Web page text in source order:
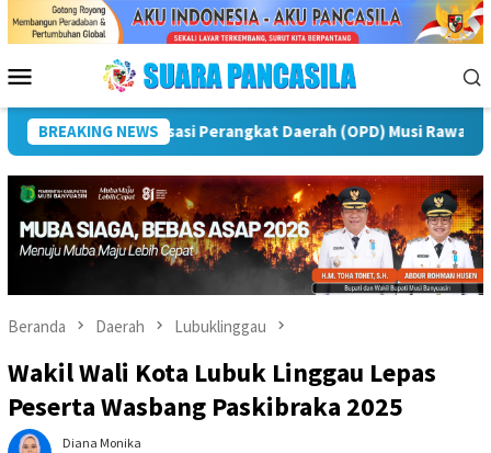
Menu
Mobile
BREAKING NEWS
Peringatan IPeKB Ke-19, Plt Bupati Rejang Lebong:
Beranda Daerah Lubuklinggau
Wakil Wali Kota Lubuk Linggau Lepas
Peserta Wasbang Paskibraka 2025
Diana Monika